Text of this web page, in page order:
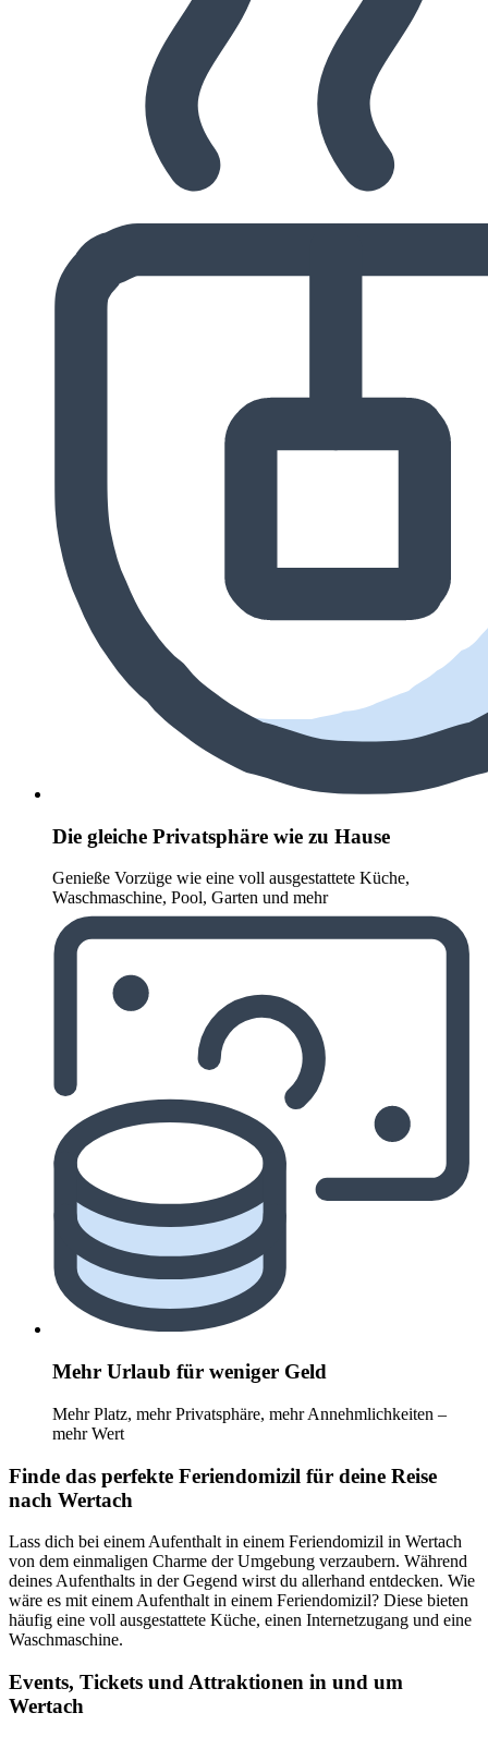
Die gleiche Privatsphäre wie zu Hause
Genieße Vorzüge wie eine voll ausgestattete Küche,
Waschmaschine, Pool, Garten und mehr
Mehr Urlaub für weniger Geld
Mehr Platz, mehr Privatsphäre, mehr Annehmlichkeiten –
mehr Wert
Finde das perfekte Feriendomizil für deine Reise
nach Wertach
Lass dich bei einem Aufenthalt in einem Feriendomizil in Wertach
von dem einmaligen Charme der Umgebung verzaubern. Während
deines Aufenthalts in der Gegend wirst du allerhand entdecken. Wie
wäre es mit einem Aufenthalt in einem Feriendomizil? Diese bieten
häufig eine voll ausgestattete Küche, einen Internetzugang und eine
Waschmaschine.
Events, Tickets und Attraktionen in und um
Wertach